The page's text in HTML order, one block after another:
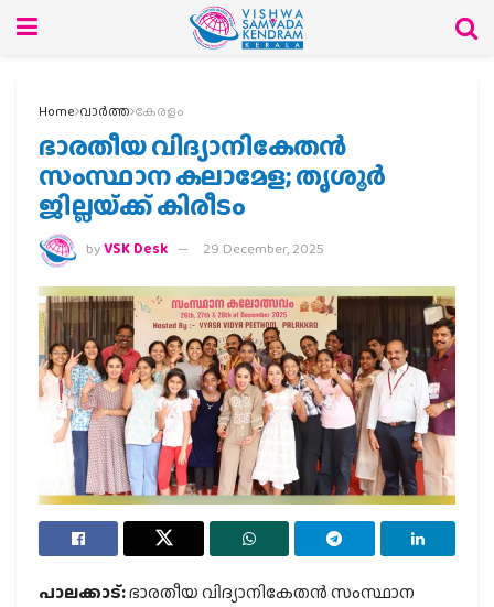
Home വാര്‍ത്ത കേരളം
ഭാരതീയ വിദ്യാനികേതന്‍
സംസ്ഥാന കലാമേള; തൃശൂര്‍
ജില്ലയ്‌ക്ക് കിരീടം
byVSK Desk 29 December, 2025
പാലക്കാട്:ഭാരതീയ വിദ്യാനികേതന്‍ സംസ്ഥാന